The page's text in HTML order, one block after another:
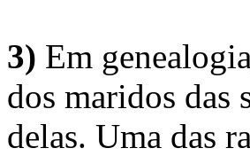
3) Em
dos maridos das
delas. Uma das